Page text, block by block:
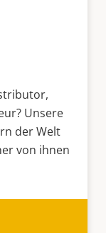
Unsere
der Welt
von ihnen